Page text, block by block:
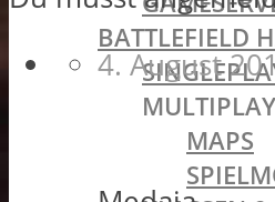
BATTLEFIELD
MAPS
4. August